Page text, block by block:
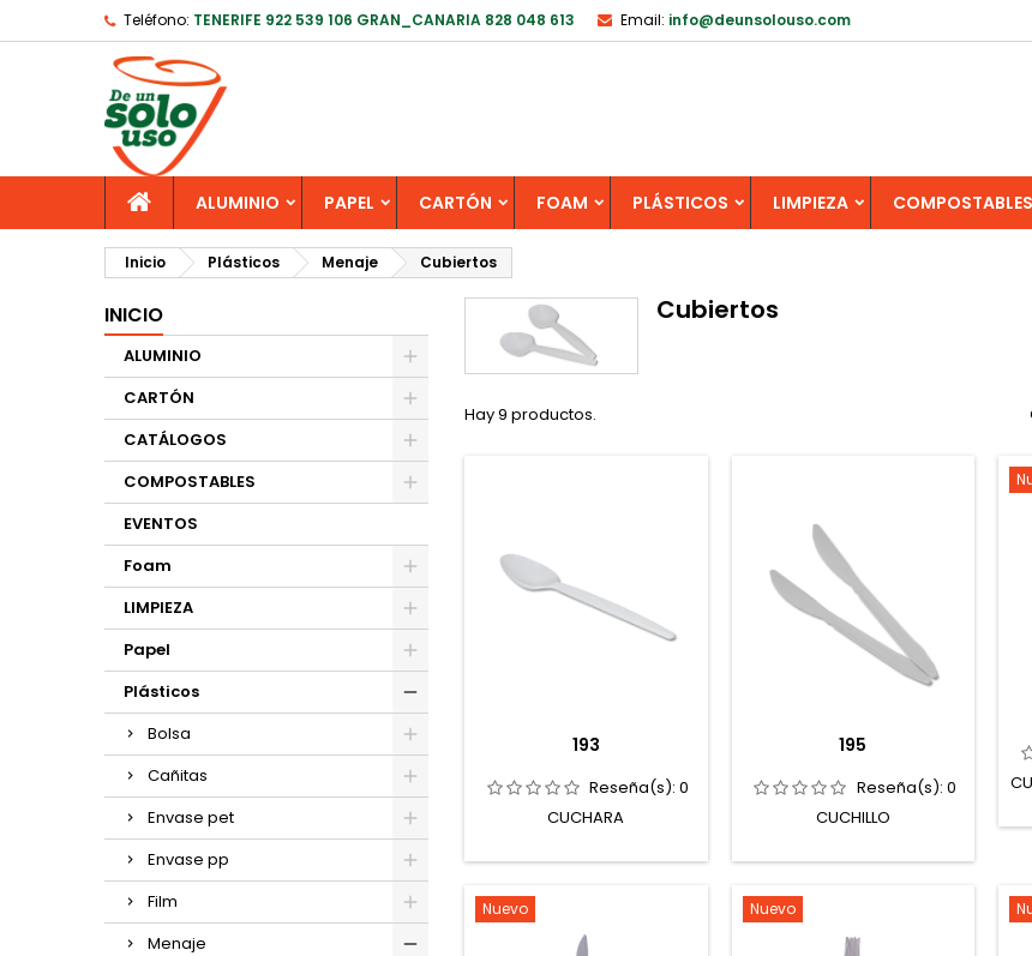
Teléfono: TENERIFE 922 539 106 GRAN_CANARIA 828 048 613 Email: info@deunsolouso.com
ALUMINIO PAPEL CARTÓN FOAM PLÁSTICOS LIMPIEZA COMPOSTABLES
Inicio Plásticos Menaje Cubiertos
INICIO
ALUMINIO
CARTÓN
CATÁLOGOS
COMPOSTABLES
EVENTOS
Foam
LIMPIEZA
Papel
Plásticos
Bolsa
Cañitas
Envase pet
Envase pp
Film
Menaje
Cubiertos
Hay 9 productos.
193
Reseña(s):0
CUCHARA
195
Reseña(s): 0
CUCHILLO
Nuevo Nuevo